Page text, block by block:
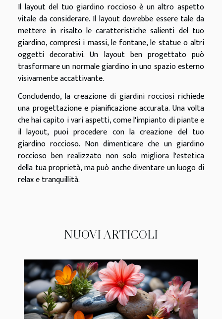
Il layout del tuo giardino roccioso è un altro aspetto
vitale da considerare. Il layout dovrebbe essere tale da
mettere in risalto le caratteristiche salienti del tuo
giardino, compresi i massi, le fontane, le statue o altri
oggetti decorativi. Un layout ben progettato può
trasformare un normale giardino in uno spazio esterno
visivamente accattivante.
Concludendo, la creazione di giardini rocciosi richiede
una progettazione e pianificazione accurata. Una volta
che hai capito i vari aspetti, come l'impianto di piante e
il layout, puoi procedere con la creazione del tuo
giardino roccioso. Non dimenticare che un giardino
roccioso ben realizzato non solo migliora l'estetica
della tua proprietà, ma può anche diventare un luogo di
relax e tranquillità.
NUOVI ARTICOLI